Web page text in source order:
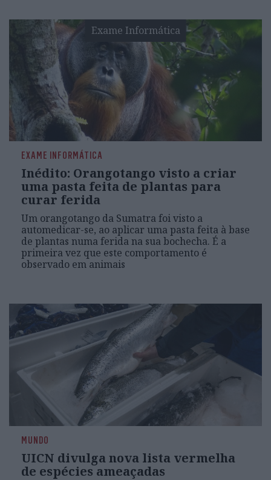
Exame Informática
EXAME INFORMÁTICA
Inédito: Orangotango visto a criar
uma pasta feita de plantas para
curar ferida
Um orangotango da Sumatra foi visto a
automedicar-se, ao aplicar uma pasta feita à base
de plantas numa ferida na sua bochecha. É a
primeira vez que este comportamento é
observado em animais
MUNDO
UICN divulga nova lista vermelha
de espécies ameaçadas